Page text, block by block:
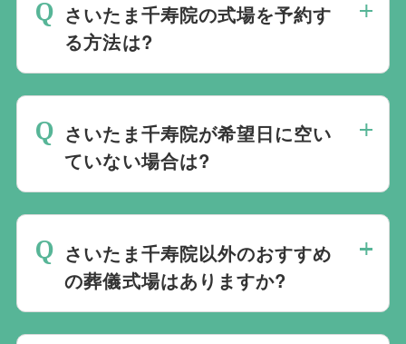
さいたま千寿院の式場を予約す
る方法は?
ご予約は葬儀社を通じたお手続きが必要で
す。万が一の際は、当社むすびすにご連絡
ください。式場のご予約はもちろん、ご搬
送・ご安置・ご葬儀・葬儀後の各種手続き
まで、すべて一貫してお手伝いいたしま
す。
さいたま千寿院が希望日に空い
ていない場合は?
います。また、1都3県1220式場と提携し
ておりますので、葬儀を検討している地域
周辺の式場を無料でご案内することも可能
さいたま千寿院以外のおすすめ
の葬儀式場はありますか?